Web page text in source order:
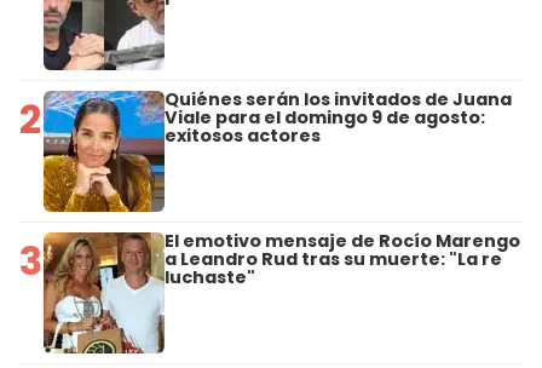
2 Quiénes serán los invitados de Juana
Viale para el domingo 9 de agosto:
exitosos actores
3 El emotivo mensaje de Rocío Marengo
a Leandro Rud tras su muerte: "La re
luchaste"